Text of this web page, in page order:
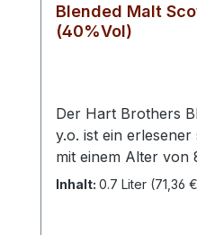
Blended Malt
(40%Vol)
Der Hart Brothers
y.o. ist ein
mit einem Alter von
Alkoholgehalt von
Inhalt: 0.7 Liter (71,36